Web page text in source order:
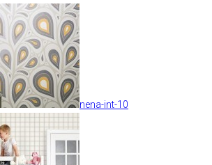
nena-int-10